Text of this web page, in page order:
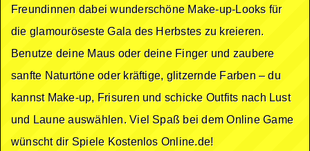
Freundinnen dabei wunderschöne Make-up-Looks für
die glamouröseste Gala des Herbstes zu kreieren.
Benutze deine Maus oder deine Finger und zaubere
sanfte Naturtöne oder kräftige, glitzernde Farben – du
kannst Make-up, Frisuren und schicke Outfits nach Lust
und Laune auswählen. Viel Spaß bei dem Online Game
wünscht dir Spiele Kostenlos Online.de!